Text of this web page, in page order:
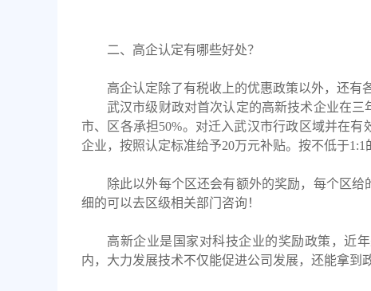
二、高企认定有哪些好处？
高企认定除了有税收上的优惠政策以外，还有
武汉市级财政对首次认定的高新技术企业在三
市、区各承担50%。对迁入武汉市行政区域并在
企业，按照认定标准给予20万元补贴。按不低于1:1
除此以外每个区还会有额外的奖励，每个区
细的可以去区级相关部门咨询！
高新企业是国家对科技企业的奖励政策，近
内，大力发展技术不仅能促进公司发展，还能拿到